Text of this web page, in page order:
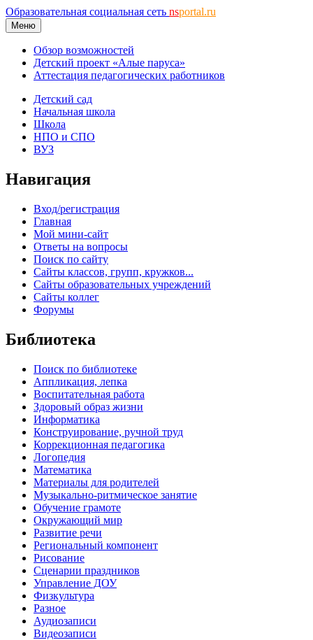
Образовательная социальная сеть nsportal.ru
Меню
Обзор возможностей
Детский проект «Алые паруса»
Аттестация педагогических работников
Детский сад
Начальная школа
Школа
НПО и СПО
ВУЗ
Навигация
Вход/регистрация
Главная
Мой мини-сайт
Ответы на вопросы
Поиск по сайту
Сайты классов, групп, кружков...
Сайты образовательных учреждений
Сайты коллег
Форумы
Библиотека
Поиск по библиотеке
Аппликация, лепка
Воспитательная работа
Здоровый образ жизни
Информатика
Конструирование, ручной труд
Коррекционная педагогика
Логопедия
Математика
Материалы для родителей
Музыкально-ритмическое занятие
Обучение грамоте
Окружающий мир
Развитие речи
Региональный компонент
Рисование
Сценарии праздников
Управление ДОУ
Физкультура
Разное
Аудиозаписи
Видеозаписи